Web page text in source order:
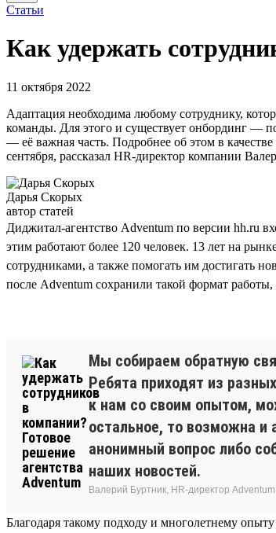
Статьи
Как удержать
11 октября 2022
Адаптация необходима любому сотруднику,
команды. Для этого и существует онбординг —
— её важная часть. Подробнее об этом в качестве
сентября, рассказал HR-директор компании
Дарья Скорых
автор статей
Диджитал-агентство Adventum по версии hh.ru
этим работают более 120 человек. 13 лет на
сотрудниками, а также помогать им достигать
после Adventum сохранили такой формат
Мы собираем обратную
Ребята приходят из
к нам со своим опытом,
остальное, то возможна и
анонимный вопрос либо
наших новостей.
Валерий Буртник, HR-директор Adventum
Благодаря такому подходу и многолетнему